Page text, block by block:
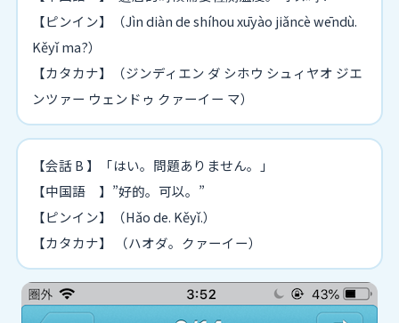
【ピンイン】（Jìn diàn de shíhou xūyào jiǎncè wēndù.
Kěyǐ ma?）
【カタカナ】（ジンディエン ダ シホウ シュィヤオ ジエ
ンツァー ウェンドゥ クァーイー マ）
【会話 B 】「はい。問題ありません。」
【中国語 】”好的。可以。”
【ピンイン】（Hǎo de. Kěyǐ.）
【カタカナ】 （ハオダ。クァーイー）